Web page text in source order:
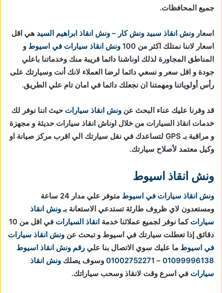
جميع المحافظات.
اسعار ونش انقاذ سبيد ونش كار – ونش انقاذ ابراهيم السيد هي اقل
اسعار لاننا نمتلك اكثر من 100
ونش انقاذ سيارات في اسيوط و
المناطق المجاورة لذلك اوناشنا دائما قريبة منك وخدماتنا باعلي
جودة و اقل سعر و نسعي دائما لرضا العملاء لانك أنت وسيارتك على
رأس أولوياتنا ومهمتنا ان نجعلك دائما في امان تام علي الطريق.
قد وفرنا عليك عناء البحث عن ونش انقاذ سيارات حيث اننا نوفر لك
خدمات انقاذ السيارات من خلال اوناش انقاذ سيارات حديثة و مجهزة
و مراقبة بـ GPS لتساعدك في نقل سيارتك الي اقرب مركز صيانة او
وكيل معتمد لأصلاح سيارتك.
ونش انقاذ اسيوط
ونش انقاذ سيارات في اسيوط
متوفر علي مدار 24 ساعة
ومستعدون لاي ظروف طارئة تستدعي الاستعانة بـونش انقاذ
سيارات كما نوفر لجميع عملائنا خدمة انقاذ السيارات
في اقل من 10
دقائق إذا تعطلت سيارتك في اسيوط و تبحث عن ونش انقاذ سيارات
في اسيوط ما عليك سوي الاتصال بنا علي رقم ونش انقاذ اسيوط
01099996138
–
01002752271 وسوف يصلك ونش انقاذ
سيارات في اسرع وقت لانقاذ وسحب سياراتك.